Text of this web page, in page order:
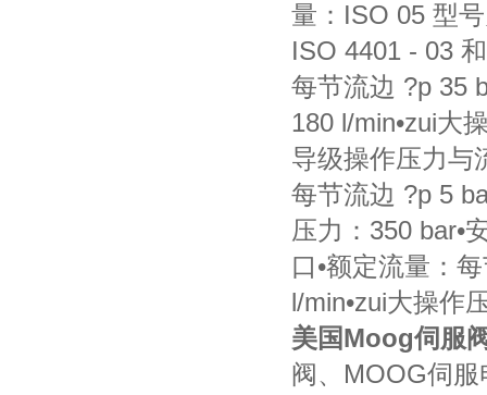
量：ISO 05 型
ISO 4401 - 03
每节流边 ?p 35
180 l/min•zui大
导级操作压力与
每节流边 ?p 5
压力：350 bar•
口•额定流量：
l/min•zui大操作
美国Moog伺服
阀、MOOG伺